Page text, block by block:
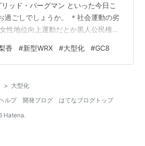
ッド・バーグマン といった今日こ
過ごしでしょうか。 ＊社会運動の劣
性地位向上運動だとか黒人公民権運
んだろうけど、ワタクシが思うに
な人が多く居たから」だと思うので
人だから」って理由だけで排除され
に居場所を見出していたのである：
たリー…
香 #新型WRX #大型化 #GC8
> 大型化
ルプ 開発ブログ
はてなブログトップ
Hatena.